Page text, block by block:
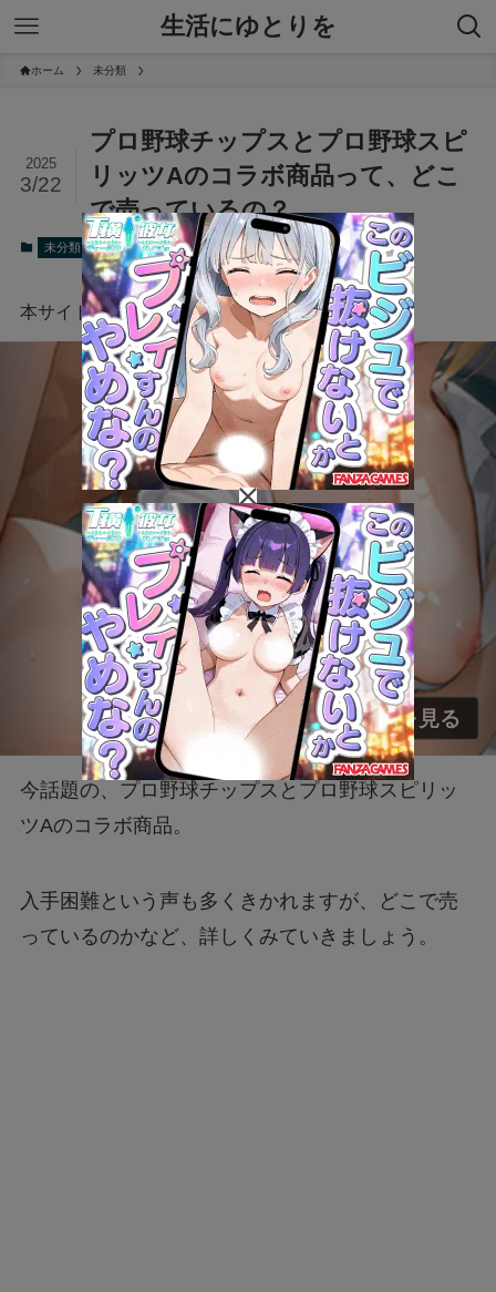
生活にゆとりを
ホーム 未分類
プロ野球チップスとプロ野球スピ
リッツAのコラボ商品って、どこ
で売っているの？
2025
3/22
未分類 2025年3月22日
本サイトにはプロモーションが含まれています。
今話題の、 プロ野球チップスとプロ野球スピリッ
ツAのコラボ商品。
入手困難という声も多くきかれますが、どこで売
っているのかなど、詳しくみていきましょう。